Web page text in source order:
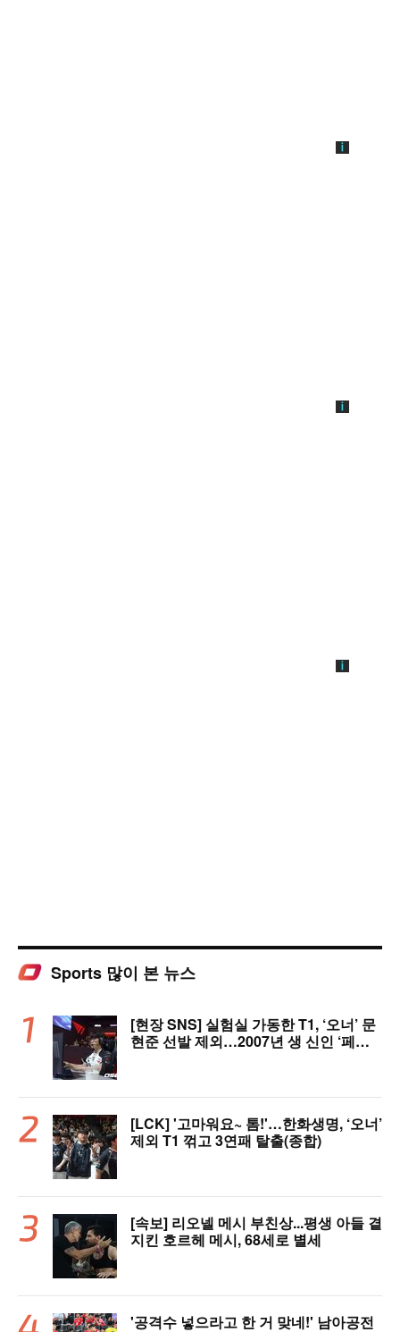
Sports 많이 본 뉴스
[현장 SNS] 실험실 가동한 T1, ‘오너’ 문
현준 선발 제외…2007년 생 신인 ‘페인
[LCK] '고마워요~ 톰!'…한화생명, ‘오너’
제외 T1 꺾고 3연패 탈출(종합)
[속보] 리오넬 메시 부친상...평생 아들 곁
지킨 호르헤 메시, 68세로 별세
'공격수 넣으라고 한 거 맞네!' 남아공전